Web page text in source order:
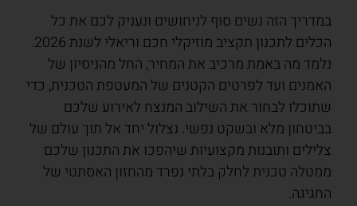
במדריך הזה נשים סוף לניחושים ונעניק לכם את כל
הכלים לתכנון תקציב מוזיקלי חכם וריאלי לשנת 2026.
נלמד מה באמת מרכיב את המחיר, החל מהניסיון של
האמנים ועד לפרטים הקטנים של המעטפת הטכנית, כדי
שתוכלו לבחור את השילוב המנצח לאירוע שלכם
בביטחון מלא ובשקט נפשי. נצלול יחד אל תוך עולם של
צלילים ותובנות מקצועיות שיהפכו את התכנון שלכם
ממטלה טכנית לחלק בלתי נפרד מהחזון האסתטי של
החגיגה.